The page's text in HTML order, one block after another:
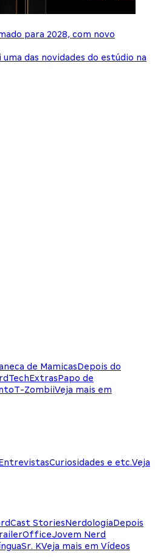
para 2028, com novo
das novidades do estúdio na
de MamicasDepois do
ExtrasPapo de
T-ZombiiVeja mais em
Curiosidades e etc.Veja
StoriesNerdologiaDepois
Jovem Nerd
Sr. KVeja mais em Vídeos